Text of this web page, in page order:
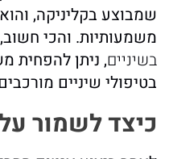
שמבוצע בקליניקה,
משמעותיות. והכי
בשיניים, ניתן להפחית
בטיפולי שיניים
כיצד לשמור